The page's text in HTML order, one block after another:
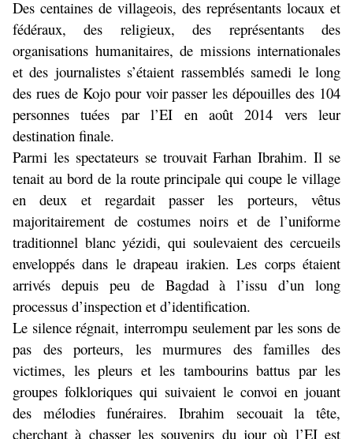
Des centaines de villageois, des représentants locaux et
fédéraux, des religieux, des représentants des
organisations humanitaires, de missions internationales
et des journalistes s’étaient rassemblés samedi le long
des rues de Kojo pour voir passer les dépouilles des 104
personnes tuées par l’EI en août 2014 vers leur
destination finale.
Parmi les spectateurs se trouvait Farhan Ibrahim. Il se
tenait au bord de la route principale qui coupe le village
en deux et regardait passer les porteurs, vêtus
majoritairement de costumes noirs et de l’uniforme
traditionnel blanc yézidi, qui soulevaient des cercueils
enveloppés dans le drapeau irakien. Les corps étaient
arrivés depuis peu de Bagdad à l’issu d’un long
processus d’inspection et d’identification.
Le silence régnait, interrompu seulement par les sons de
pas des porteurs, les murmures des familles des
victimes, les pleurs et les tambourins battus par les
groupes folkloriques qui suivaient le convoi en jouant
des mélodies funéraires. Ibrahim secouait la tête,
cherchant à chasser les souvenirs du jour où l’EI est